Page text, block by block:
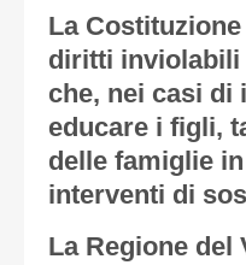
La
diritti inviolabili
che, nei casi di
educare i figli,
delle famiglie
interventi di
La Regione del